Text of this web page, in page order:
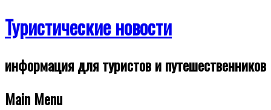
Туристические новости
информация для туристов и путешественников
Main Menu